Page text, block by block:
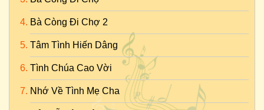
Bà Còng Đi Chợ 2
Tâm Tình Hiến Dâng
Tình Chúa Cao Vời
Nhớ Về Tình Mẹ Cha